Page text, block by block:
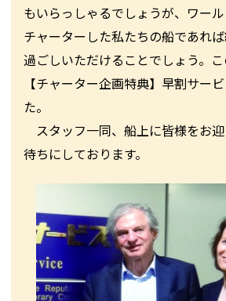
もいらっしゃるでしょうが、ワー
チャーターした私たちの船であれ
過ごしいただけることでしょう。こ
【チャーター企画特典】早割サー
た。
スタッフ一同、船上に皆様をお
待ちにしております。